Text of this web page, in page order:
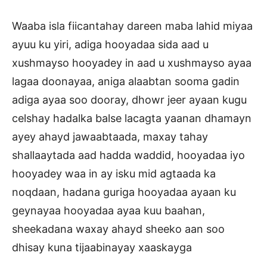
Waaba isla fiicantahay dareen maba lahid miyaa
ayuu ku yiri, adiga hooyadaa sida aad u
xushmayso hooyadey in aad u xushmayso ayaa
lagaa doonayaa, aniga alaabtan sooma gadin
adiga ayaa soo dooray, dhowr jeer ayaan kugu
celshay hadalka balse lacagta yaanan dhamayn
ayey ahayd jawaabtaada, maxay tahay
shallaaytada aad hadda waddid, hooyadaa iyo
hooyadey waa in ay isku mid agtaada ka
noqdaan, hadana guriga hooyadaa ayaan ku
geynayaa hooyadaa ayaa kuu baahan,
sheekadana waxay ahayd sheeko aan soo
dhisay kuna tijaabinayay xaaskayga